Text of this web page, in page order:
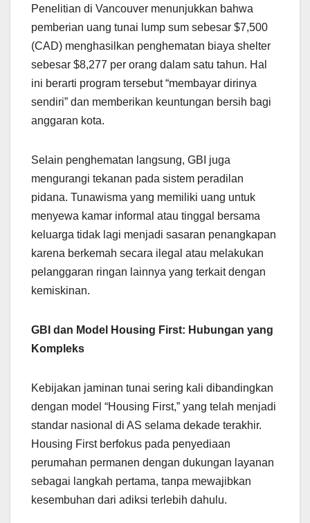
Penelitian di Vancouver menunjukkan bahwa
pemberian uang tunai lump sum sebesar $7,500
(CAD) menghasilkan penghematan biaya shelter
sebesar $8,277 per orang dalam satu tahun. Hal
ini berarti program tersebut “membayar dirinya
sendiri” dan memberikan keuntungan bersih bagi
anggaran kota.
Selain penghematan langsung, GBI juga
mengurangi tekanan pada sistem peradilan
pidana. Tunawisma yang memiliki uang untuk
menyewa kamar informal atau tinggal bersama
keluarga tidak lagi menjadi sasaran penangkapan
karena berkemah secara ilegal atau melakukan
pelanggaran ringan lainnya yang terkait dengan
kemiskinan.
GBI dan Model Housing First: Hubungan yang
Kompleks
Kebijakan jaminan tunai sering kali dibandingkan
dengan model “Housing First,” yang telah menjadi
standar nasional di AS selama dekade terakhir.
Housing First berfokus pada penyediaan
perumahan permanen dengan dukungan layanan
sebagai langkah pertama, tanpa mewajibkan
kesembuhan dari adiksi terlebih dahulu.